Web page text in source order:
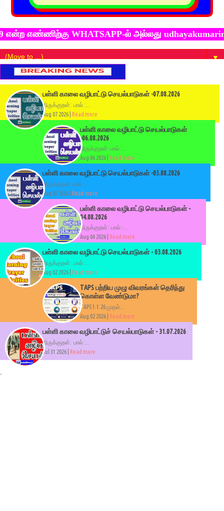
WHATSAPP-ல் அல்லது
▼
பள்ளி காலை வழிபாட்டு செயல்பாடுகள் -07.08.2026
திருக்குறள்: பால் :...
Aug 07 2026 |
Read more
பள்ளி காலை வழிபாட்டு செயல்பாடுகள்
-06.08.2026
திருக்குறள்: பால் :...
Aug 06 2026 | Read more
பள்ளி காலை வழிபாட்டு செயல்பாடுகள் -05.08.2026
திருக்குறள்: பால் :...
Aug 05 2026 | Read more
பள்ளி காலை வழிபாட்டு செயல்பாடுகள் -
04.08.2026
திருக்குறள்: பால் :...
Aug 04 2026 |
Read more
பள்ளி காலை வழிபாட்டு செயல்பாடுகள் - 03.08.2026
திருக்குறள்: பால் :...
Aug 02 2026 | Read more
TAPS பற்றிய முழு விவரங்கள் தெரிந்து
கொள்ள வேண்டுமா?
TAPS 1.1.26 முதல்...
Aug 02 2026 |
Read more
பள்ளி காலை வழிபாட்டுச் செயல்பாடுகள் - 31.07.2026
திருக்குறள்: பால் :...
Jul 31 2026 |
Read more